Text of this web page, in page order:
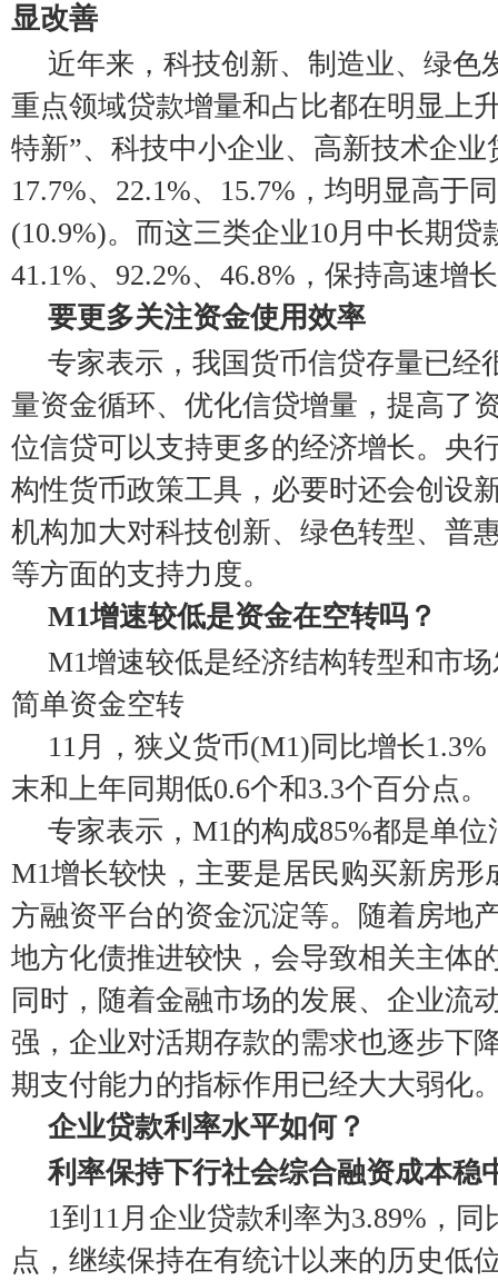
显改善
近年来，科技创新、制造业、绿色
重点领域贷款增量和占比都在明显上
特新”、科技中小企业、高新技术企
17.7%、22.1%、15.7%，均明显高于
(10.9%)。而这三类企业10月中长期贷
41.1%、92.2%、46.8%，保持高速增
要更多关注资金使用效率
专家表示，我国货币信贷存量已经
量资金循环、优化信贷增量，提高了
位信贷可以支持更多的经济增长。央
构性货币政策工具，必要时还会创设
机构加大对科技创新、绿色转型、普
等方面的支持力度。
M1增速较低是资金在空转吗？
M1增速较低是经济结构转型和市
简单资金空转
11月，狭义货币(M1)同比增长
末和上年同期低0.6个和3.3个百分点。
专家表示，M1的构成85%都是单
M1增长较快，主要是居民购买新房形
方融资平台的资金沉淀等。随着房地
地方化债推进较快，会导致相关主体
同时，随着金融市场的发展、企业流
强，企业对活期存款的需求也逐步下
期支付能力的指标作用已经大大弱化
企业贷款利率水平如何？
利率保持下行社会综合融资成本稳
1到11月企业贷款利率为3.89%，同
点，继续保持在有统计以来的历史低